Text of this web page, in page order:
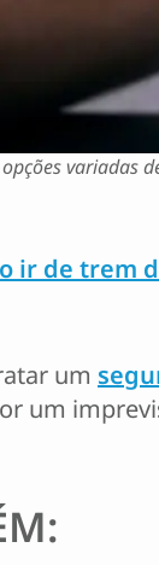
variadas
ir de trem
um
um